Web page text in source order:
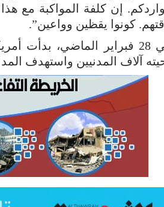
إن كلفة المواكبة مع
كونوا يقظين وواعين”.
آلاف المدنيين واستهدف